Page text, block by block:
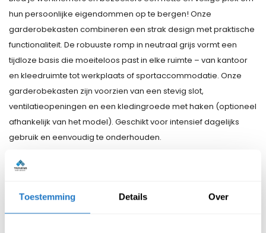
Toestemming Details Over
hun persoonlijke eigendommen op te bergen! Onze
garderobekasten combineren een strak design met praktische
functionaliteit. De robuuste romp in neutraal grijs vormt een
tijdloze basis die moeiteloos past in elke ruimte – van kantoor
en kleedruimte tot werkplaats of sportaccommodatie. Onze
garderobekasten zijn voorzien van een stevig slot,
ventilatieopeningen en een kledingroede met haken (optioneel
afhankelijk van het model). Geschikt voor intensief dagelijks
gebruik en eenvoudig te onderhouden.
Dankzij meerdere afsluitbare compartimenten is deze
veiligheid en uitstraling beide van belang zijn. Elk compartiment